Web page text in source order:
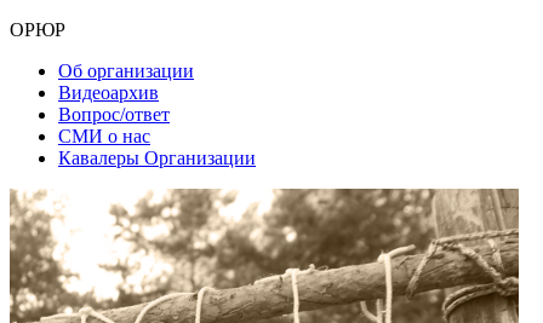
ОРЮР
Об организации
Видеоархив
Вопрос/ответ
СМИ о нас
Кавалеры Организации